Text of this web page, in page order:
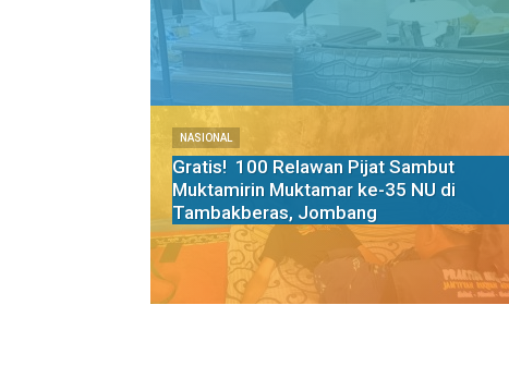
NASIONAL
Gratis! 100 Relawan Pijat Sambut
Muktamirin Muktamar ke-35 NU di
Tambakberas, Jombang